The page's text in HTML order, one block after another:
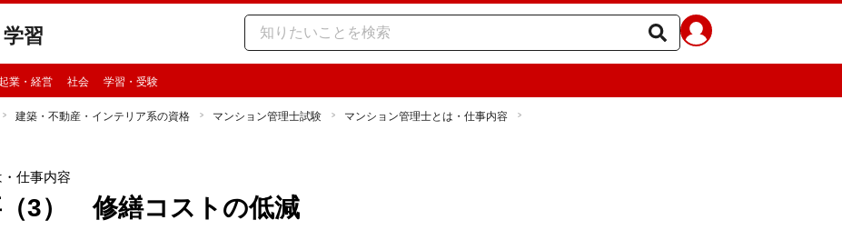
習
起業・経営 社会 学習・受験
建築・不動産・インテリア系の資格 マンション管理士試験
マンション管理士とは・仕事内容
仕事内容
3） 修繕コストの低減